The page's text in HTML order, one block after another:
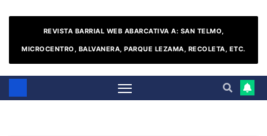
REVISTA BARRIAL WEB ABARCATIVA A: SAN TELMO,
MICROCENTRO, BALVANERA, PARQUE LEZAMA, RECOLETA, ETC.